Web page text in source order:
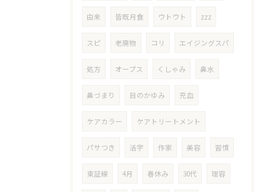
由来 皆既月食 ウトウト zzz
スピ 老廃物 コリ エイジングスパ
処方 オープス くしゃみ 鼻水
鼻づまり 目のかゆみ 充血
ケアカラー ケアトリートメント
パサつき 活字 作家 美容 習慣
東証線 4月 春休み 30代 理容